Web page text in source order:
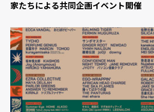
家たちによる共同企画イベント開催